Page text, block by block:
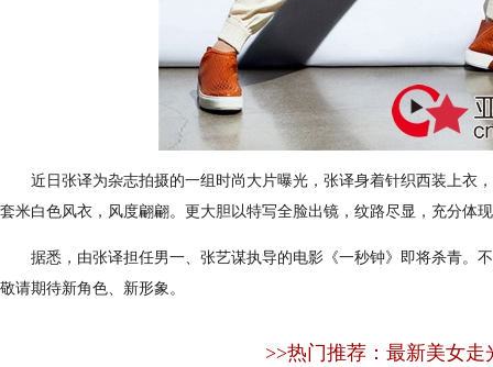
近日张译为杂志拍摄的一组时尚大片曝光，张译身着针织西装上衣，
套米白色风衣，风度翩翩。更大胆以特写全脸出镜，纹路尽显，充分体
据悉，由张译担任男一、张艺谋执导的电影《一秒钟》即将杀青。不
敬请期待新角色、新形象。
>>热门推荐：最新美女走